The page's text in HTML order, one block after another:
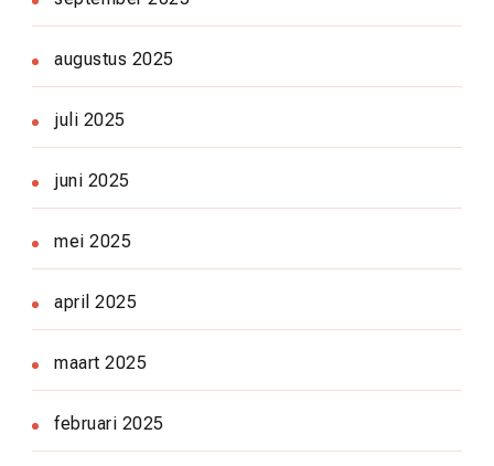
augustus 2025
juli 2025
juni 2025
mei 2025
april 2025
maart 2025
februari 2025